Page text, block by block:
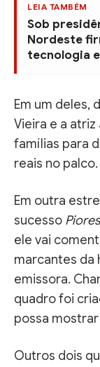
LEIA TAMBÉM
Sob
Nordeste
tecnologia
Em um deles,
Vieira e a atriz
famílias para
reais no palco.
Em outra
sucesso
ele vai
marcantes da
emissora.
quadro foi
possa
Outros dois